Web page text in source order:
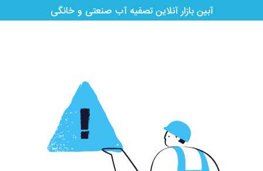
آبین بازار آنلاین تصفیه آب صنعتی و خانگی